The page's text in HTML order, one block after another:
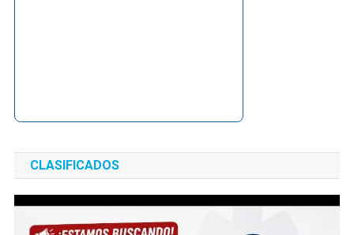
CLASIFICADOS